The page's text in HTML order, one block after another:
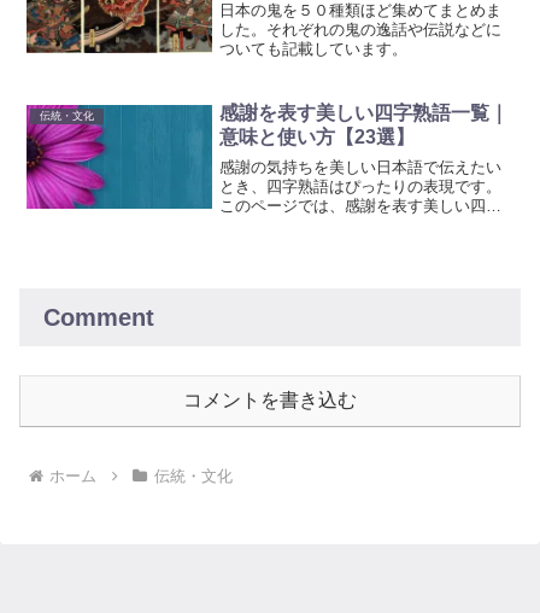
日本の鬼を５０種類ほど集めてまとめま
した。それぞれの鬼の逸話や伝説などに
ついても記載しています。
伝統・文化
感謝を表す美しい四字熟語一覧｜
意味と使い方【23選】
感謝の気持ちを美しい日本語で伝えたい
とき、四字熟語はぴったりの表現です。
このページでは、感謝を表す美しい四字
Comment
コメントを書き込む
ホーム 伝統・文化